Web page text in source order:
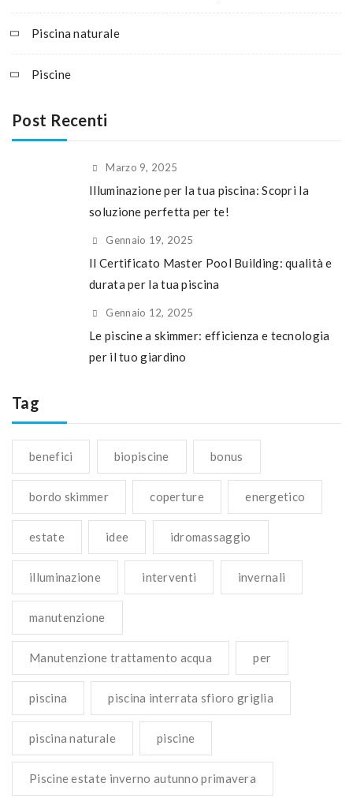
Piscina naturale
Piscine
Post Recenti
Marzo 9, 2025
Illuminazione per la tua piscina: Scopri la
soluzione perfetta per te!
Gennaio 19, 2025
Il Certificato Master Pool Building: qualità e
durata per la tua piscina
Gennaio 12, 2025
Le piscine a skimmer: efficienza e tecnologia
per il tuo giardino
Tag
benefici biopiscine bonus
bordo skimmer coperture energetico
estate idee idromassaggio
illuminazione interventi invernali
manutenzione
Manutenzione trattamento acqua per
piscina piscina interrata sfioro griglia
piscina naturale piscine
Piscine estate inverno autunno primavera